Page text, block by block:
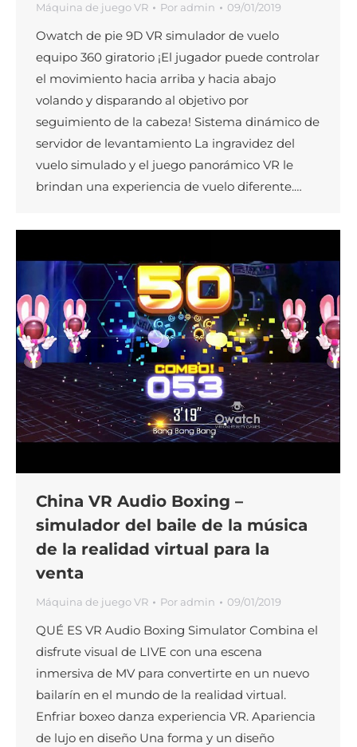
Máquina de juego VR Por admin 09/01/2019
Owatch de pie 9D VR simulador de vuelo
equipo 360 giratorio ¡El jugador puede controlar
el movimiento hacia arriba y hacia abajo
volando y disparando al objetivo por
seguimiento de la cabeza! Sistema dinámico de
servidor de levantamiento La ingravidez del
vuelo simulado y el juego panorámico VR le
brindan una experiencia de vuelo diferente.…
China VR Audio Boxing –
simulador del baile de la música
de la realidad virtual para la
venta
Máquina de juego VR Por admin 09/01/2019
QUÉ ES VR Audio Boxing Simulator Combina el
disfrute visual de LIVE con una escena
inmersiva de MV para convertirte en un nuevo
bailarín en el mundo de la realidad virtual.
Enfriar boxeo danza experiencia VR. Apariencia
de lujo en diseño Una forma y un diseño